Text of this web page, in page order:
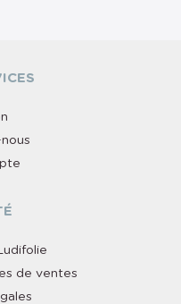
de ventes